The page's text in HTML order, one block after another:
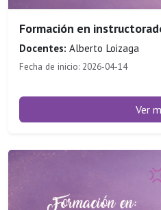
Formación en
Docentes: Alberto Loizaga
Fecha de inicio: 2026-04-14
Ver